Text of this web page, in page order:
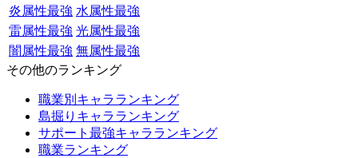
炎属性最強 水属性最強
雷属性最強 光属性最強
闇属性最強 無属性最強
その他のランキング
職業別キャラランキング
島掘りキャラランキング
サポート最強キャラランキング
職業ランキング